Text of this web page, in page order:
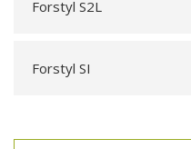
Forstyl S2L
Forstyl SI